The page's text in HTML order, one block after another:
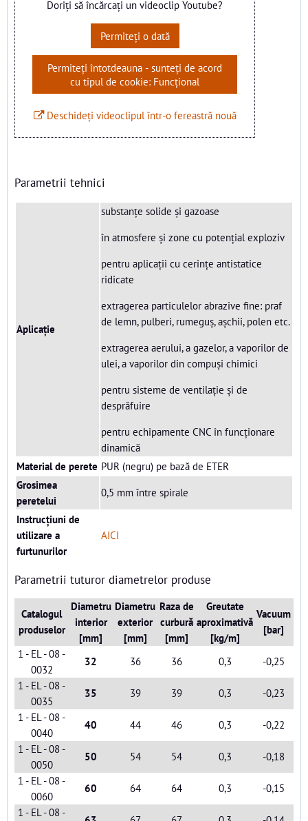
Doriți să încărcați un videoclip Youtube?
Permiteți o dată
Permiteți întotdeauna - sunteți de acord
cu tipul de cookie: Funcțional
Deschideți videoclipul într-o fereastră nouă
Parametrii tehnici
Aplicație
substanțe solide și gazoase
în atmosfere și zone cu potențial exploziv
pentru aplicații cu cerințe antistatice
ridicate
extragerea particulelor abrazive fine: praf
de lemn, pulberi, rumeguș, așchii, polen etc.
extragerea aerului, a gazelor, a vaporilor de
ulei, a vaporilor din compuși chimici
pentru sisteme de ventilație și de
desprăfuire
pentru echipamente CNC în funcționare
dinamică
Material de perete PUR (negru) pe bază de ETER
Grosimea
peretelui
0,5 mm între spirale
Instrucțiuni de
utilizare a
furtunurilor
AICI
Parametrii tuturor diametrelor produse
Catalogul
produselor
Diametru
interior
[mm]
Diametru
exterior
[mm]
Raza de
curbură
[mm]
Greutate
aproximativă
[kg/m]
Vacuum
[bar]
1 - EL - 08 -
0032
32 36 36 0,3
-0,25
1 - EL - 08 -
0035
35 39 39 0,3
-0,23
1 - EL - 08 -
0040
40 44 46 0,3
-0,22
1 - EL - 08 -
0050
50 54 54 0,3
-0,18
1 - EL - 08 -
0060
60 64 64 0,3
-0,15
1 - EL - 08 -